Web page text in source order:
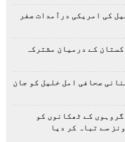
کی امریکی درآمدات صفر
کے درمیان مشترکہ
صحافی امل خلیل کو جان
کے ٹھکانوں کو
سے تباہ کر دیا